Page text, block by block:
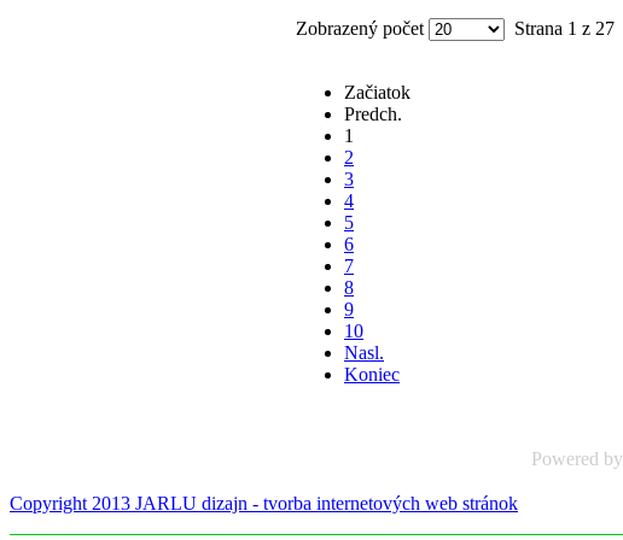
Zobrazený počet Strana 1 z 27
Začiatok
Predch.
1
2
3
4
5
6
7
8
9
10
Nasl.
Koniec
Powered by
Copyright 2013 JARLU dizajn - tvorba internetových web stránok